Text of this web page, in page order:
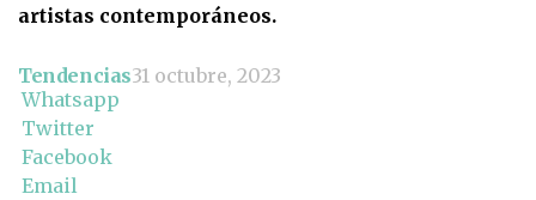
artistas contemporáneos.
Tendencias31 octubre, 2023
Whatsapp
Twitter
Facebook
Email